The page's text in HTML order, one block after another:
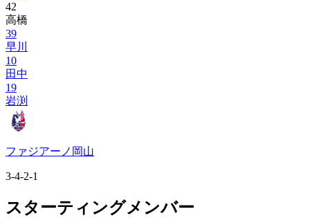
42
高橋
39
早川
10
田中
19
岩渕
ファジアーノ岡山
3-4-2-1
スターティングメンバー